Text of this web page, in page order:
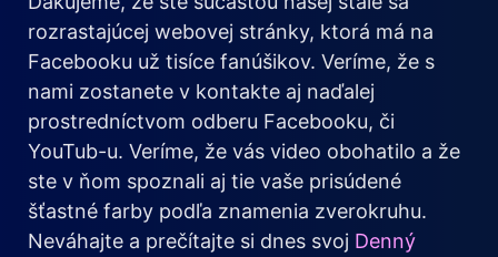
rozrastajúcej webovej stránky, ktorá má na
Facebooku už tisíce fanúšikov. Veríme, že s
nami zostanete v kontakte aj naďalej
prostredníctvom odberu Facebooku, či
YouTub-u. Veríme, že vás video obohatilo a že
ste v ňom spoznali aj tie vaše prisúdené
šťastné farby podľa znamenia zverokruhu.
Neváhajte a prečítajte si dnes svoj Denný